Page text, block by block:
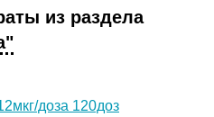
из раздела
доза 120доз